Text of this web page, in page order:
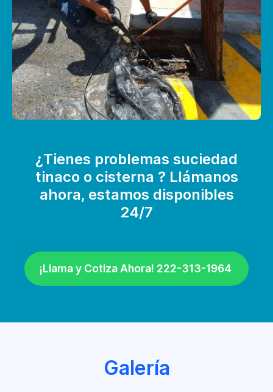
¿Tienes problemas suciedad
tinaco o cisterna ? Llámanos
ahora, estamos disponibles
24/7
¡Llama y Cotiza Ahora! 222-313-1964
Galería